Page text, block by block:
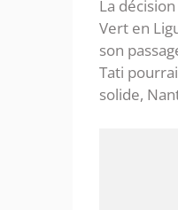
La
Vert en
son
Tati
solide,